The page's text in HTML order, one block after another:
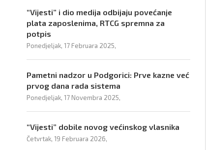
“Vijesti” i dio medija odbijaju povećanje
plata zaposlenima, RTCG spremna za
potpis
Ponedjeljak, 17 Februara 2025,
Pametni nadzor u Podgorici: Prve kazne već
prvog dana rada sistema
Ponedjeljak, 17 Novembra 2025,
“Vijesti” dobile novog većinskog vlasnika
Četvrtak, 19 Februara 2026,